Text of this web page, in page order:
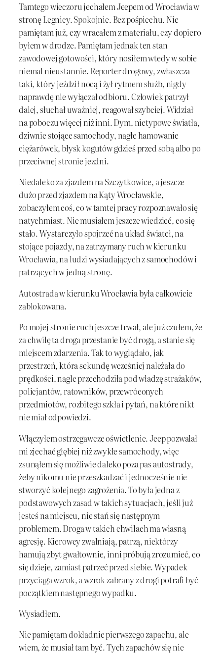
Tamtego wieczoru jechałem Jeepem od Wrocławia w
stronę Legnicy. Spokojnie. Bez pośpiechu. Nie
pamiętam już, czy wracałem z materiału, czy dopiero
byłem w drodze. Pamiętam jednak ten stan
zawodowej gotowości, który nosiłem wtedy w sobie
niemal nieustannie. Reporter drogowy, zwłaszcza
taki, który jeździł nocą i żył rytmem służb, nigdy
naprawdę nie wyłączał odbioru. Człowiek patrzył
dalej, słuchał uważniej, reagował szybciej. Widział
na poboczu więcej niż inni. Dym, nietypowe światła,
dziwnie stojące samochody, nagłe hamowanie
ciężarówek, błysk kogutów gdzieś przed sobą albo po
przeciwnej stronie jezdni.
Niedaleko za zjazdem na Szczytkowice, a jeszcze
dużo przed zjazdem na Kąty Wrocławskie,
zobaczyłem coś, co w tamtej pracy rozpoznawało się
natychmiast. Nie musiałem jeszcze wiedzieć, co się
stało. Wystarczyło spojrzeć na układ świateł, na
stojące pojazdy, na zatrzymany ruch w kierunku
Wrocławia, na ludzi wysiadających z samochodów i
patrzących w jedną stronę.
Autostrada w kierunku Wrocławia była całkowicie
zablokowana.
Po mojej stronie ruch jeszcze trwał, ale już czułem, że
za chwilę ta droga przestanie być drogą, a stanie się
miejscem zdarzenia. Tak to wyglądało, jak
przestrzeń, która sekundę wcześniej należała do
prędkości, nagle przechodziła pod władzę strażaków,
policjantów, ratowników, przewróconych
przedmiotów, rozbitego szkła i pytań, na które nikt
nie miał odpowiedzi.
Włączyłem ostrzegawcze oświetlenie. Jeep pozwalał
mi zjechać głębiej niż zwykłe samochody, więc
zsunąłem się możliwie daleko poza pas autostrady,
żeby nikomu nie przeszkadzać i jednocześnie nie
stworzyć kolejnego zagrożenia. To była jedna z
podstawowych zasad w takich sytuacjach, jeśli już
jesteś na miejscu, nie stań się następnym
problemem. Droga w takich chwilach ma własną
agresję. Kierowcy zwalniają, patrzą, niektórzy
hamują zbyt gwałtownie, inni próbują zrozumieć, co
się dzieje, zamiast patrzeć przed siebie. Wypadek
przyciąga wzrok, a wzrok zabrany z drogi potrafi być
początkiem następnego wypadku.
Wysiadłem.
Nie pamiętam dokładnie pierwszego zapachu, ale
wiem, że musiał tam być. Tych zapachów się nie